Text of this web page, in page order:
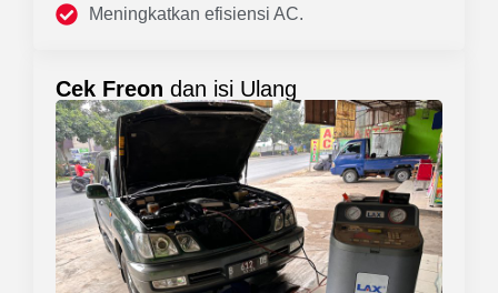
Meningkatkan efisiensi AC.
Cek Freon dan isi Ulang